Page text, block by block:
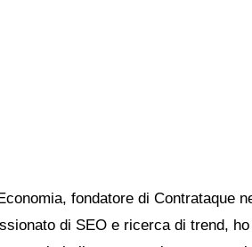
fondatore di Contrataque
di SEO e ricerca di trend,